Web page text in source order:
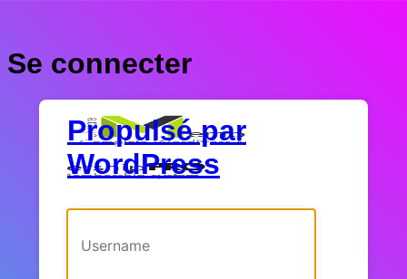
Se connecter
Propulsé par
WordPress